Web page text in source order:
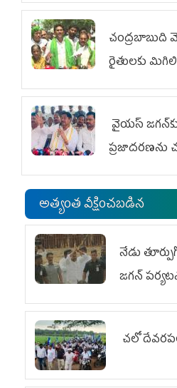
చంద్రబాబుది
రైతులకు
వైయ‌స్ జగన్‌కు
ప్రజాదరణను
అత్యంత వీక్షించబడిన
నేడు
జగన్‌
చలో